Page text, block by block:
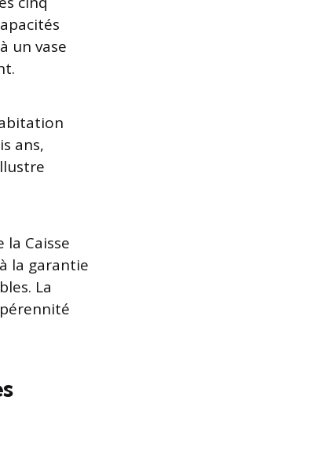
un vase
ans,
la Caisse
la garantie
La